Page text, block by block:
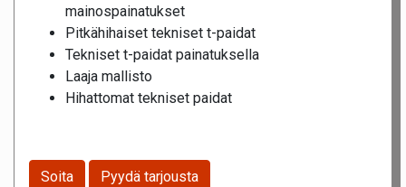
mainospainatukset
Pitkähihaiset tekniset t-paidat
Tekniset t-paidat painatuksella
Laaja mallisto
Hihattomat tekniset paidat
Soita Pyydä tarjousta